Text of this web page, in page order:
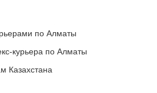
по Алматы
курьера по Алматы
Казахстана